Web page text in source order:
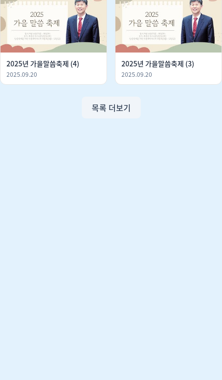
2025년 가을말씀축제 (4)
2025.09.20
2025년 가을말씀축제 (3)
2025.09.20
목록 더보기